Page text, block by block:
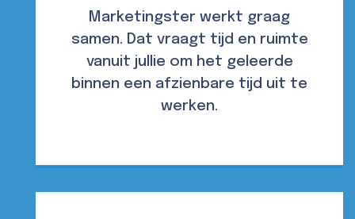
Marketingster werkt graag
samen. Dat vraagt tijd en ruimte
vanuit jullie om het geleerde
binnen een afzienbare tijd uit te
werken.